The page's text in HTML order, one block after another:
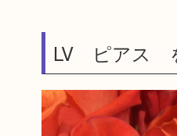
LV ピアス